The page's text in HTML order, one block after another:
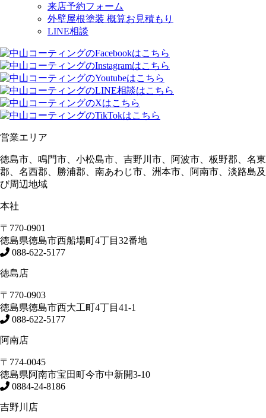
来店予約フォーム
外壁屋根塗装 概算お見積もり
LINE相談
営業エリア
徳島市、鳴門市、小松島市、吉野川市、阿波市、板野郡、名東
郡、名西郡、勝浦郡、南あわじ市、洲本市、阿南市、淡路島及
び周辺地域
本社
〒770-0901
徳島県徳島市西船場町4丁目32番地
088-622-5177
徳島店
〒770-0903
徳島県徳島市西大工町4丁目41-1
088-622-5177
阿南店
〒774-0045
徳島県阿南市宝田町今市中新開3-10
0884-24-8186
吉野川店